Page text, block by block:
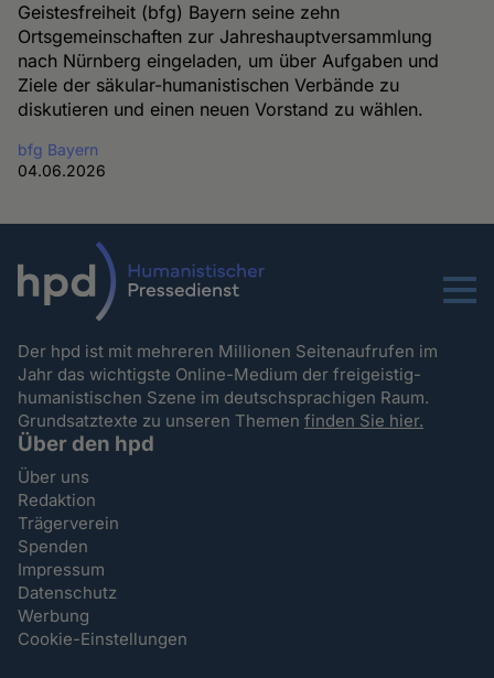
Geistesfreiheit (bfg) Bayern seine zehn
Ortsgemeinschaften zur Jahreshauptversammlung
nach Nürnberg eingeladen, um über Aufgaben und
Ziele der säkular-humanistischen Verbände zu
diskutieren und einen neuen Vorstand zu wählen.
bfg Bayern
04.06.2026
Menu
Der hpd ist mit mehreren Millionen Seitenaufrufen im
Jahr das wichtigste Online-Medium der freigeistig-
humanistischen Szene im deutschsprachigen Raum.
Grundsatztexte zu unseren Themenfinden Sie hier.
Über den hpd
Über uns
Redaktion
Trägerverein
Spenden
Impressum
Datenschutz
Werbung
Cookie-Einstellungen